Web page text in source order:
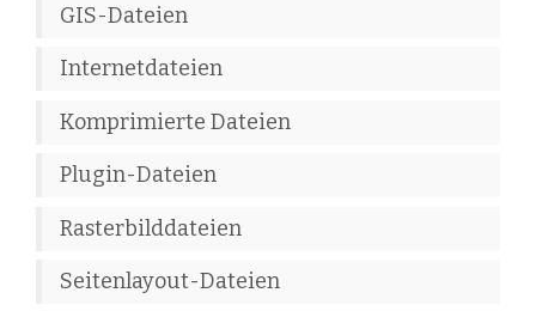
GIS-Dateien
Internetdateien
Komprimierte Dateien
Plugin-Dateien
Rasterbilddateien
Seitenlayout-Dateien